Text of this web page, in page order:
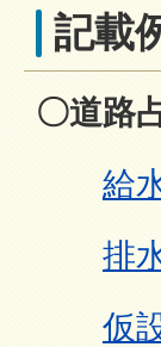
記載
〇道路
給
排
仮